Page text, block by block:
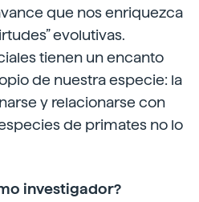
que nos enriquezca
evolutivas.
tienen un encanto
de nuestra especie: la
y relacionarse con
de primates no lo
investigador?